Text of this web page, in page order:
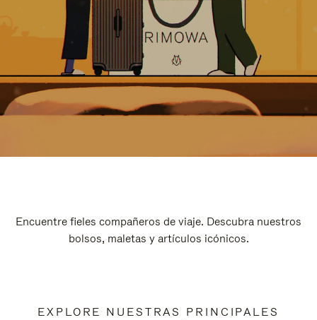
Encuentre fieles compañeros de viaje. Descubra nuestros
bolsos, maletas y artículos icónicos.
EXPLORE NUESTRAS PRINCIPALES